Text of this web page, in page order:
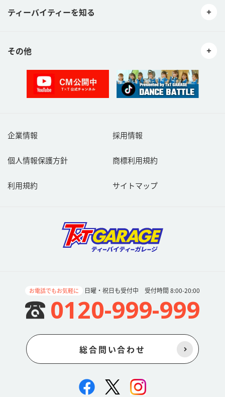
お電話でもお気軽に 日曜・祝日も受付中 受付時間 8:00-20:00
0120-999-999
総合問い合わせ
ティーバイティーを知る
その他
企業情報 採用情報
個人情報保護方針 商標利用規約
利用規約 サイトマップ